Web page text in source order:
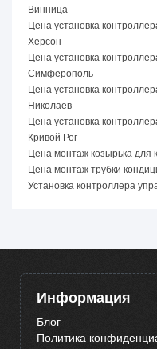
Винница
Цена установка
Херсон
Цена установка
Симферополь
Цена установка
Николаев
Цена установка
Кривой Рог
Цена монтаж козырька для
Цена монтаж трубки
Установка контроллера
Информация
Блог
Политика